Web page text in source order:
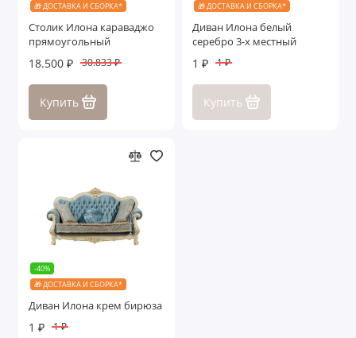
🎁 ДОСТАВКА И СБОРКА*
Столик Илона караваджо
прямоугольный
18.500 ₽ 30.833 ₽
Купить
🎁 ДОСТАВКА И СБОРКА*
Диван Илона белый
серебро 3-х местный
1 ₽ 1 ₽
Купить
-40%
🎁 ДОСТАВКА И СБОРКА*
Диван Илона крем бирюза
1 ₽ 1 ₽